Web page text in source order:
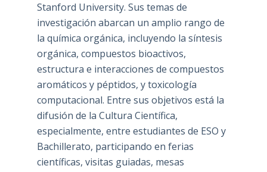
Stanford University. Sus temas de
investigación abarcan un amplio rango de
la química orgánica, incluyendo la síntesis
orgánica, compuestos bioactivos,
estructura e interacciones de compuestos
aromáticos y péptidos, y toxicología
computacional. Entre sus objetivos está la
difusión de la Cultura Científica,
especialmente, entre estudiantes de ESO y
Bachillerato, participando en ferias
científicas, visitas guiadas, mesas